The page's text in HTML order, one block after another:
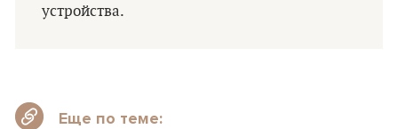
устройства.
Еще по теме: